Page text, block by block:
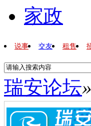
家政
说事 交友 租售
瑞安论坛»